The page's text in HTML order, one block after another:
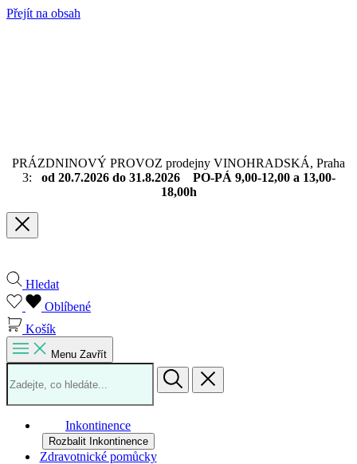
Přejít na obsah
PRÁZDNINOVÝ PROVOZ prodejny VINOHRADSKÁ, Praha
3: od 20.7.2026 do 31.8.2026 PO-PÁ 9,00-12,00 a 13,00-
18,00h
Hledat
Oblíbené
Košík
Menu Zavřít
Inkontinence
Rozbalit Inkontinence
Zdravotnické pomůcky